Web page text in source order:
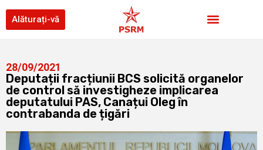
Alăturați-vă
28/09/2021
Deputații fracțiunii BCS solicită organelor
de control să investigheze implicarea
deputatului PAS, Canațui Oleg în
contrabanda de țigări